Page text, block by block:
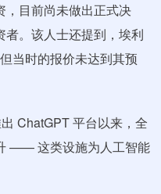
目前尚未做出正式决
。该人士还提到，埃利
当时的报价未达到其预
ChatGPT 平台以来，全
—— 这类设施为人工智能